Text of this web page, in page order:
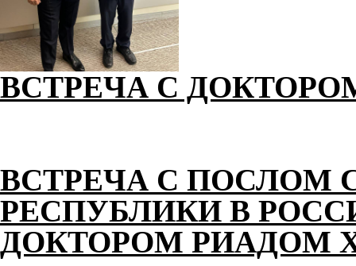
ВСТРЕЧА С
ВСТРЕЧА С ПОСЛОМ
РЕСПУБЛИКИ В
ДОКТОРОМ РИАДОМ